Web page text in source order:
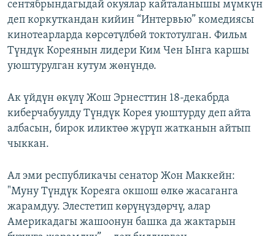
сентябрындагыдай окуялар кайталанышы мүмкүн
деп коркуткандан кийин “Интервью” комедиясы
кинотеарларда көрсөтүлбөй токтотулган. Фильм
Түндүк Кореянын лидери Ким Чен Ынга каршы
уюштурулган кутум жөнүндө.
Ак үйдүн өкүлү Жош Эрнесттин 18-декабрда
киберчабуулду Түндүк Корея уюштурду деп айта
албасын, бирок иликтөө жүрүп жатканын айтып
чыккан.
Ал эми республикачы сенатор Жон Маккейн:
"Муну Түндүк Кореяга окшош өлкө жасаганга
жарамдуу. Элестетип көрүңүздөрчү, алар
Америкадагы жашоонун башка да жактарын